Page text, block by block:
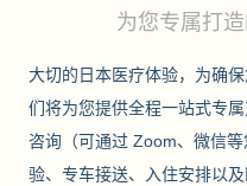
为您专属打
大切的日本医疗体验，为确
们将为您提供全程一站式专
咨询（可通过 Zoom、微信
验、专车接送、入住安排以